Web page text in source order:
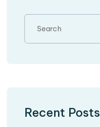
Recent Posts